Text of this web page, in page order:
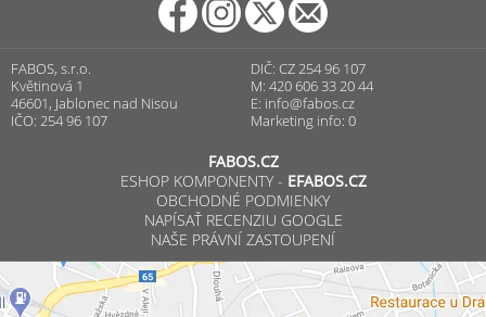
FABOS, s.r.o.
Květinová 1
46601, Jablonec nad Nisou
IČO: 254 96 107
DIČ: CZ 254 96 107
M: 420 606 33 20 44
E: info@fabos.cz
Marketing info: 0
FABOS.CZ
ESHOP KOMPONENTY - EFABOS.CZ
OBCHODNÉ PODMIENKY
NAPÍSAŤ RECENZIU GOOGLE
NAŠE PRÁVNÍ ZASTOUPENÍ